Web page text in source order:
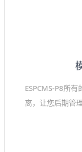
ESPCMS-P8所
离，让您后期管